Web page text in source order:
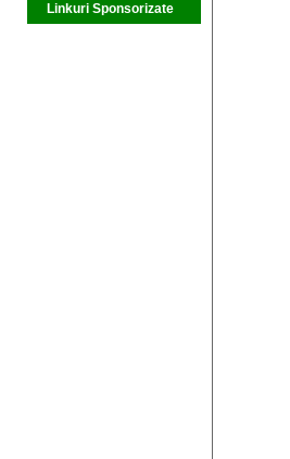
Linkuri Sponsorizate